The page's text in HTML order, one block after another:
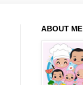
ABOUT ME